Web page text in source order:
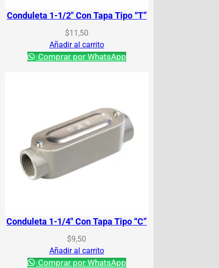
Conduleta 1-1/2″ Con Tapa Tipo “T”
$11,50
Añadir al carrito
Comprar por WhatsApp
Conduleta 1-1/4″ Con Tapa Tipo “C”
$9,50
Añadir al carrito
Comprar por WhatsApp